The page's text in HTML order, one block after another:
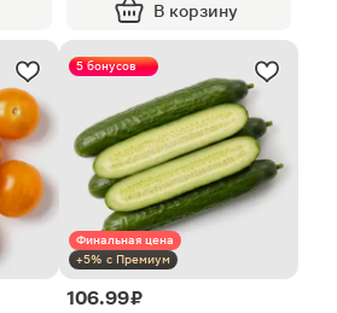
В корзину
5 бонусов
Финальная цена
+5% с Премиум
106.99 ₽